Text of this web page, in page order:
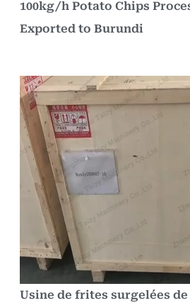
100kg/h Potato Chips
Exported to Burundi
Usine de frites surgelées